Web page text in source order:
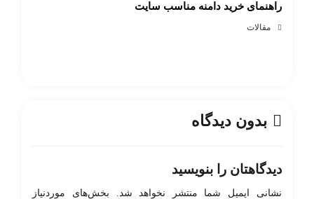
راهنمای خرید دامنه مناسب سایت
مقالات
بدون دیدگاه
دیدگاهتان را بنویسید
نشانی ایمیل شما منتشر نخواهد شد.
بخش‌های موردنیاز